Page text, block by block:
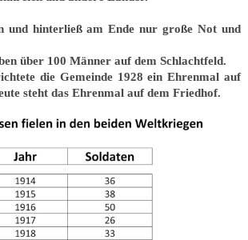
und hinterließ am Ende nur große Not und
über 100 Männer auf dem Schlachtfeld.
die Gemeinde 1928 ein Ehrenmal auf
steht das Ehrenmal auf dem Friedhof.